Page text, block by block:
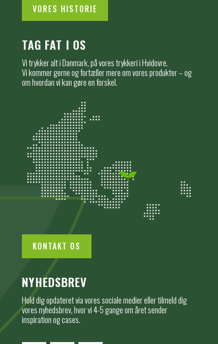
VORES HISTORIE
TAG FAT I OS
Vi trykker alt i Danmark, på vores trykkeri i Hvidovre.
Vi kommer gerne og fortæller mere om vores produkter – og
om hvordan vi kan gøre en forskel.
KONTAKT OS
NYHEDSBREV
Hold dig opdateret via vores sociale medier eller tilmeld dig
vores nyhedsbrev, hvor vi 4-5 gange om året sender
inspiration og cases.